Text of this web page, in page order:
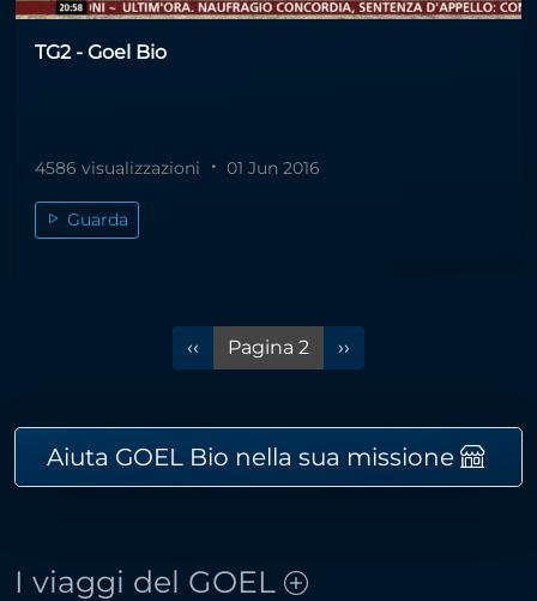
TG2 - Goel Bio
4586 visualizzazioni 01 Jun 2016
Guarda
Pagina precedente
‹‹ Pagina 2 Pagina successiva
››
Aiuta GOEL Bio nella sua missione
I viaggi del GOEL